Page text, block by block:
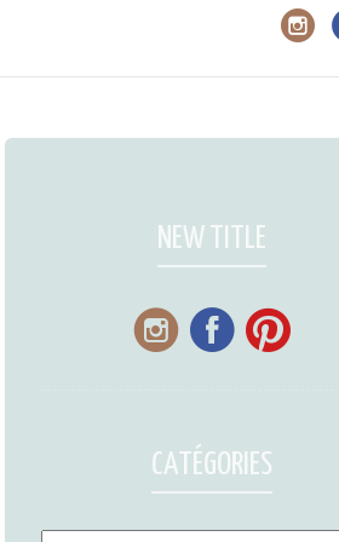
NEW TITLE
CATÉGORIES